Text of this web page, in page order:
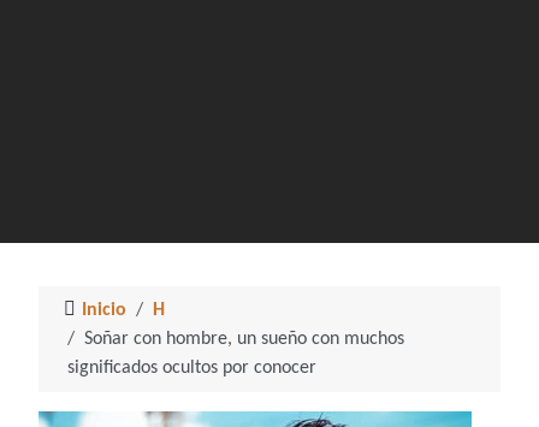
Inicio
H
Soñar con hombre, un sueño con muchos
significados ocultos por conocer